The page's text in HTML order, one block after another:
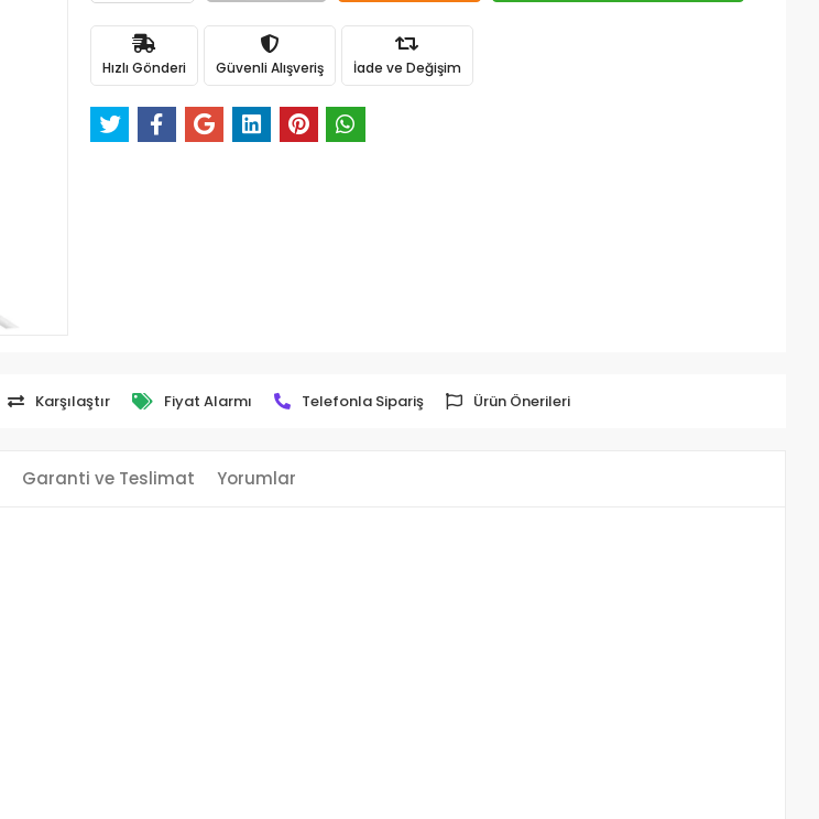
Hızlı Gönderi Güvenli Alışveriş İade ve Değişim
Karşılaştır Fiyat Alarmı Telefonla Sipariş Ürün Önerileri
Garanti ve Teslimat Yorumlar